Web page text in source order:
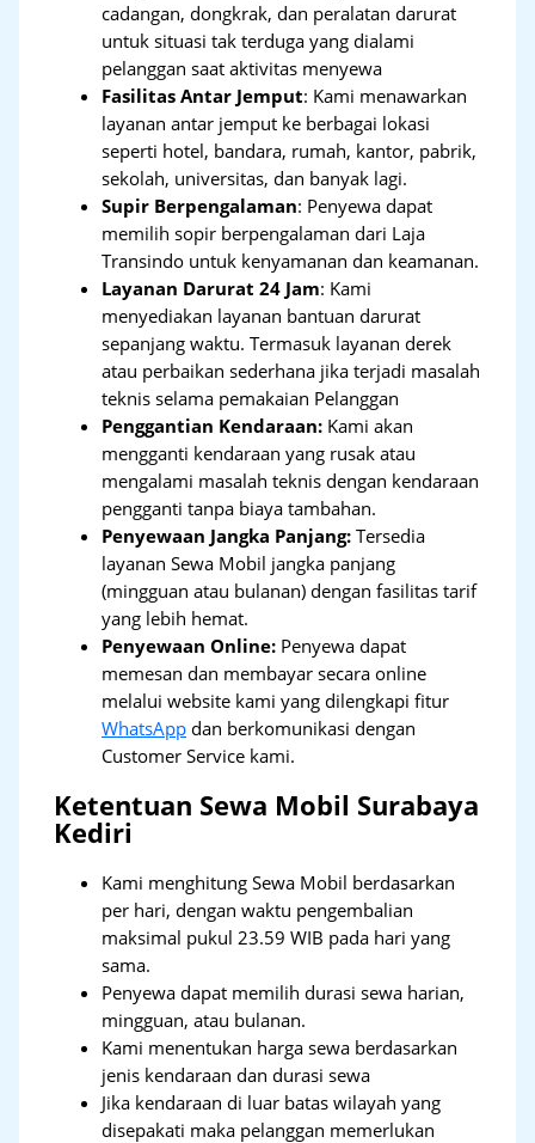
cadangan, dongkrak, dan peralatan darurat
untuk situasi tak terduga yang dialami
pelanggan saat aktivitas menyewa
Fasilitas Antar Jemput: Kami menawarkan
layanan antar jemput ke berbagai lokasi
seperti hotel, bandara, rumah, kantor, pabrik,
sekolah, universitas, dan banyak lagi.
Supir Berpengalaman: Penyewa dapat
memilih sopir berpengalaman dari Laja
Transindo untuk kenyamanan dan keamanan.
Layanan Darurat 24 Jam: Kami
menyediakan layanan bantuan darurat
sepanjang waktu. Termasuk layanan derek
atau perbaikan sederhana jika terjadi masalah
teknis selama pemakaian Pelanggan
Penggantian Kendaraan: Kami akan
mengganti kendaraan yang rusak atau
mengalami masalah teknis dengan kendaraan
pengganti tanpa biaya tambahan.
Penyewaan Jangka Panjang: Tersedia
layanan Sewa Mobil jangka panjang
(mingguan atau bulanan) dengan fasilitas tarif
yang lebih hemat.
Penyewaan Online: Penyewa dapat
memesan dan membayar secara online
melalui website kami yang dilengkapi fitur
WhatsApp dan berkomunikasi dengan
Customer Service kami.
Ketentuan Sewa Mobil Surabaya
Kediri
Kami menghitung Sewa Mobil berdasarkan
per hari, dengan waktu pengembalian
maksimal pukul 23.59 WIB pada hari yang
sama.
Penyewa dapat memilih durasi sewa harian,
mingguan, atau bulanan.
Kami menentukan harga sewa berdasarkan
jenis kendaraan dan durasi sewa
Jika kendaraan di luar batas wilayah yang
disepakati maka pelanggan memerlukan